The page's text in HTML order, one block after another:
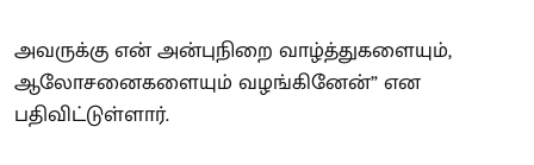
அவருக்கு என் அன்புநிறை வாழ்த்துகளையும்,
ஆலோசனைகளையும் வழங்கினேன்” என
பதிவிட்டுள்ளார்.